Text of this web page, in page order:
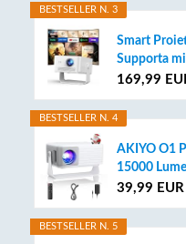
BESTSELLER N. 3
Smart
Supporta
169,99
BESTSELLER N. 4
AKIYO O1
15000
39,99 EUR
BESTSELLER N. 5